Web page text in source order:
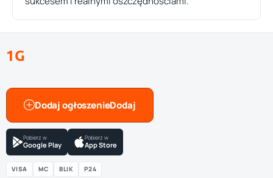
1G
Dodaj ogłoszenie
Pobierz w
Google Play
Pobierz w
App Store
VISA MC BLIK P24